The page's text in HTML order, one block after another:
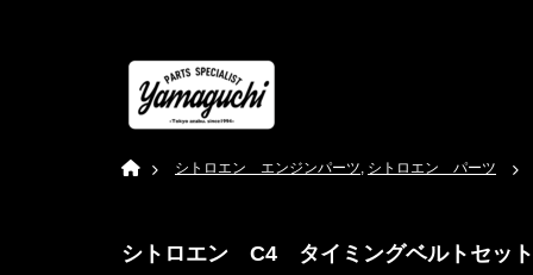
Home シトロエン エンジンパーツ, シトロエン パーツ
シトロエン C4 タイミングベルトセッ